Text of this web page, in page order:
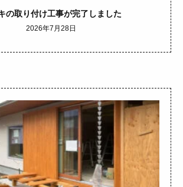
の取り付け工事が完了しました
2026年7月28日